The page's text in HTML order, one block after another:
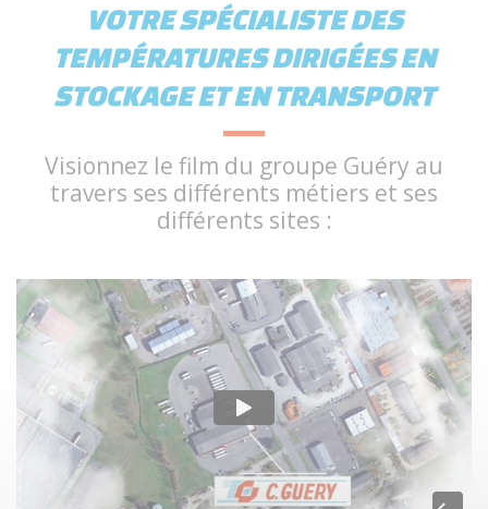
VOTRE SPÉCIALISTE DES
TEMPÉRATURES DIRIGÉES EN
STOCKAGE ET EN TRANSPORT
Visionnez le film du groupe Guéry au
travers ses différents métiers et ses
différents sites :